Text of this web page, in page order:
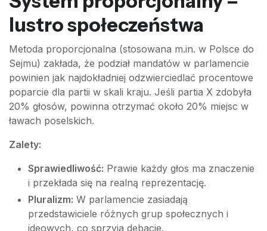
lustro społeczeństwa
Metoda proporcjonalna (stosowana m.in. w Polsce do
Sejmu) zakłada, że podział mandatów w parlamencie
powinien jak najdokładniej odzwierciedlać procentowe
poparcie dla partii w skali kraju. Jeśli partia X zdobyła
20% głosów, powinna otrzymać około 20% miejsc w
ławach poselskich.
Zalety:
Sprawiedliwość: Prawie każdy głos ma znaczenie
i przekłada się na realną reprezentację.
Pluralizm: W parlamencie zasiadają
przedstawiciele różnych grup społecznych i
ideowych, co sprzyja debacie.